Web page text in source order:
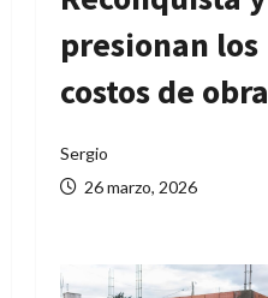
presionan los
costos de obra
Sergio
26 marzo, 2026